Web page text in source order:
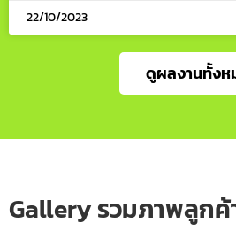
22/10/2023
ดูผลงานทั้งห
Gallery รวมภาพลูก